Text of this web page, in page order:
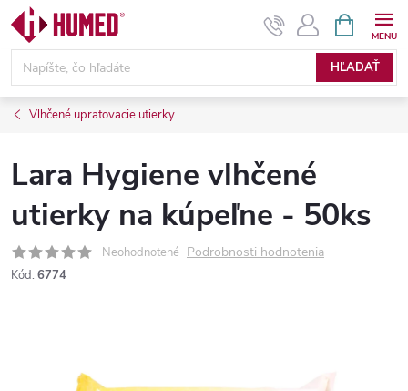
Prejsť
obsah
HĽADAŤ
KOŠÍK
Vlhčené upratovacie utierky
Lara Hygiene vlhčené
utierky na kúpeľne - 50ks
Neohodnotené Podrobnosti hodnotenia
Kód: 6774